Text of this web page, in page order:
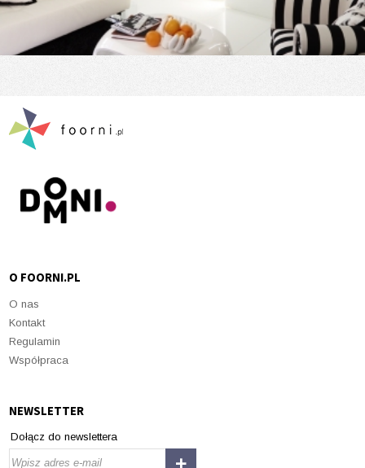
O FOORNI.PL
O nas
Kontakt
Regulamin
Współpraca
NEWSLETTER
Dołącz do newslettera